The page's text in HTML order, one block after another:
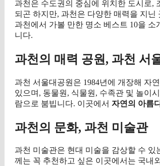
과천은 수도권의 중심에 위치한 도시로,
되곤 하지만, 과천은 다양한 매력을 지
과천에서 가볼 만한 명소 베스트 10을
니다.
과천의 매력 공원, 과천 서
과천 서울대공원은 1984년에 개장해 자
있으며, 동물원, 식물원, 수족관 및 놀이
람으로 붐빕니다. 이곳에서 자연의 아름
과천의 문화, 과천 미술관
과천 미술관은 현대 미술을 감상할 수
께는 꼭 추천하고 싶은 이곳에서는 국내